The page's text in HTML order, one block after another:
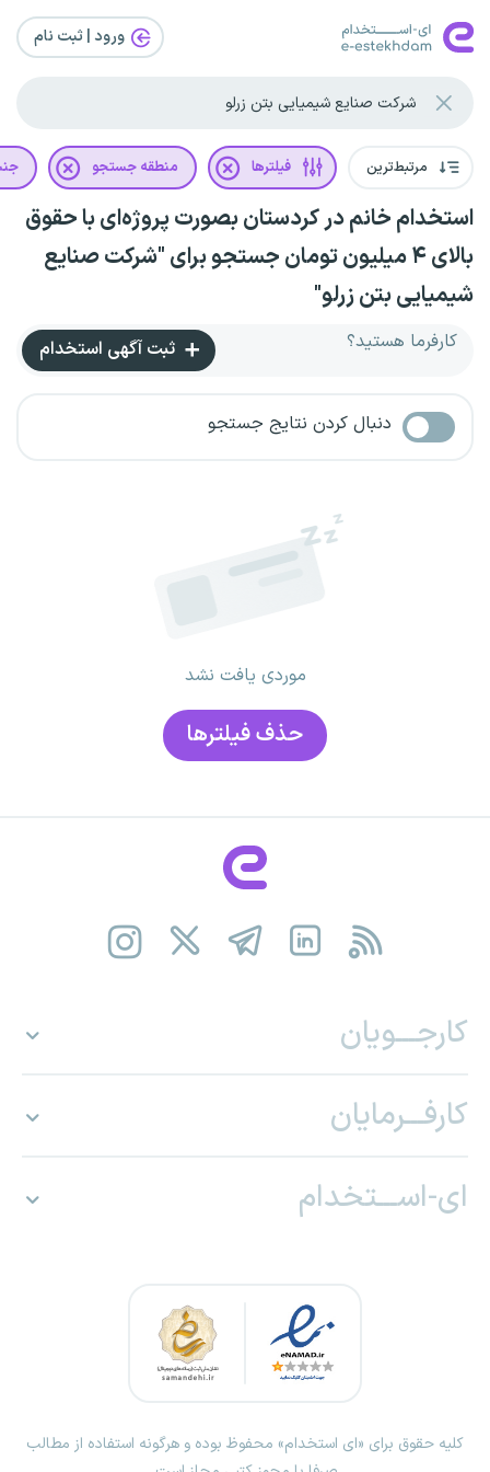
ورود | ثبت‌ نام
مرتبط‌ترین فیلترها منطقه جستجو
استخدام خانم در کردستان بصورت پروژه‌ای با حقوق
بالای ۴ میلیون تومان جستجو برای "شرکت صنایع
شیمیایی بتن زرلو"
کارفرما هستید؟ ثبت آگهی استخدام
دنبال کردن نتایج جستجو
موردی یافت نشد
حذف فیلتر‌ها
کارجـــویان
کارفـــرمایان
ای-اســـتخدام
کلیه حقوق برای «ای استخدام» محفوظ بوده و هرگونه استفاده از مطالب